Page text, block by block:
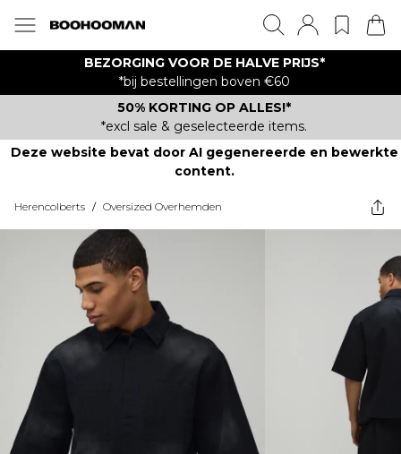
BEZORGING VOOR DE HALVE PRIJS*
*bij bestellingen boven €60
50% KORTING OP ALLES!*
*excl sale & geselecteerde items.
Deze website bevat door AI gegenereerde en bewerkte
content.
Herencolberts / Oversized Overhemden